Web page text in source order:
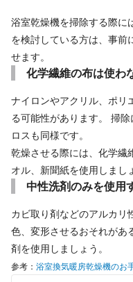
浴室乾燥機を掃除する際に
を検討している方は、事前
せます。
化学繊維の布は使わ
ナイロンやアクリル、ポリ
る可能性があります。 掃
ロスも同様です。
乾燥させる際には、化学繊
オル、新聞紙を使用しまし
中性洗剤のみを使用
カビ取り剤などのアルカリ
色、変形させるおそれがあ
剤を使用しましょう。
参考： 浴室換気暖房乾燥機のお